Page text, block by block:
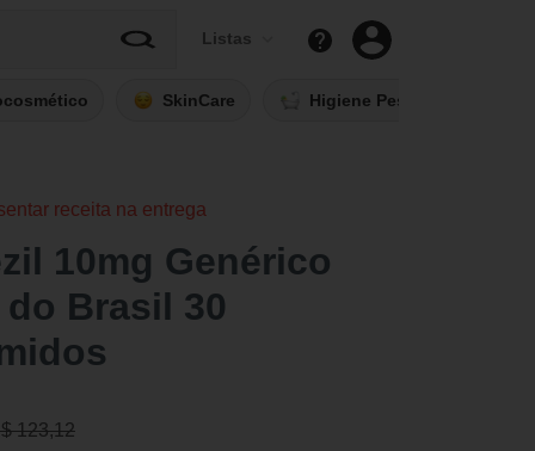
Listas
SkinCare Higiene Pessoal
receita na entrega
10mg Genérico
Brasil 30
123,12